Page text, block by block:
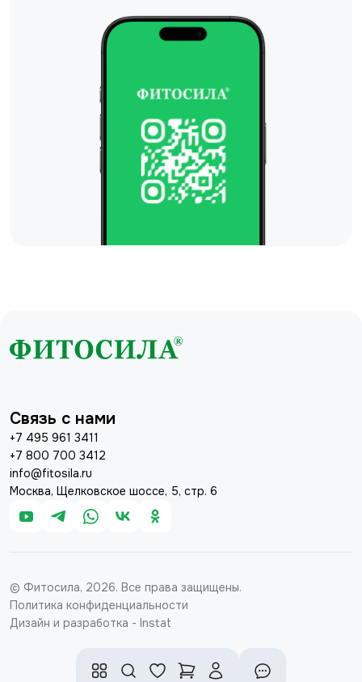
Связь с нами
+7 495 961 3411
+7 800 700 3412
info@fitosila.ru
Москва, Щелковское шоссе, 5, стр. 6
© Фитосила, 2026. Все права защищены.
Политика конфиденциальности
Дизайн и разработка - Instat